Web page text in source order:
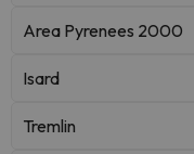
Area Pyrenees 2000
Isard
Tremlin